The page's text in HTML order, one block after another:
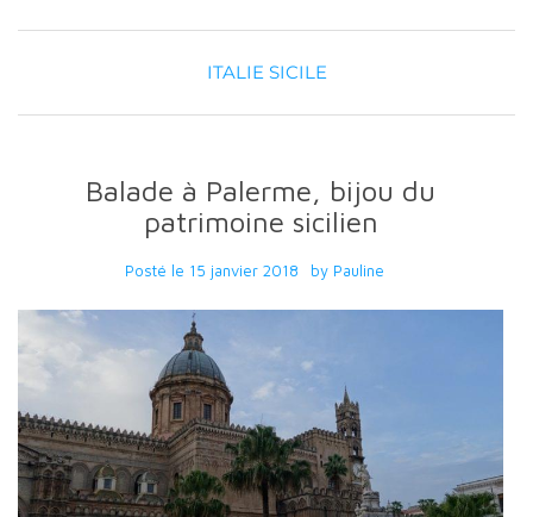
ITALIE SICILE
Balade à Palerme, bijou du
patrimoine sicilien
Posté le 15 janvier 2018 by Pauline